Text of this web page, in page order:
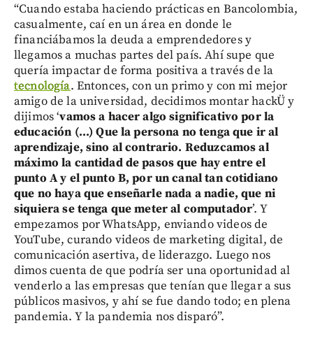
“Cuando estaba haciendo prácticas en Bancolombia,
casualmente, caí en un área en donde le
financiábamos la deuda a emprendedores y
llegamos a muchas partes del país. Ahí supe que
quería impactar de forma positiva a través de la
tecnología. Entonces, con un primo y con mi mejor
amigo de la universidad, decidimos montar hackÜ y
dijimos ‘vamos a hacer algo significativo por la
educación (...) Que la persona no tenga que ir al
aprendizaje, sino al contrario. Reduzcamos al
máximo la cantidad de pasos que hay entre el
punto A y el punto B, por un canal tan cotidiano
que no haya que enseñarle nada a nadie, que ni
siquiera se tenga que meter al computador’. Y
empezamos por WhatsApp, enviando videos de
YouTube, curando videos de marketing digital, de
comunicación asertiva, de liderazgo. Luego nos
dimos cuenta de que podría ser una oportunidad al
venderlo a las empresas que tenían que llegar a sus
públicos masivos, y ahí se fue dando todo; en plena
pandemia. Y la pandemia nos disparó”.